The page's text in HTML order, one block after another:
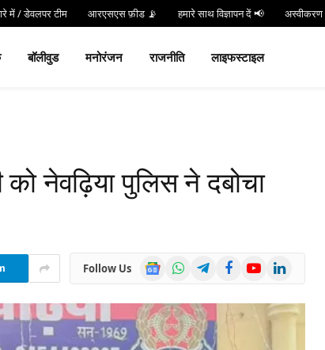
में / डेवलपर टीम आरएसएस फ़ीड 📡 हमारे साथ विज्ञापन दें 📢 अस्वीकरण
बॉलीवुड मनोरंजन राजनीति लाइफस्टाइल
नेवढ़िया पुलिस ने दबोचा
Follow Us
Google
News
WhatsAppTelegramFacebookYouTubeLinkedIn
Hind 24 TV App डाउनलोड करें और पाएं Live Breaking News!